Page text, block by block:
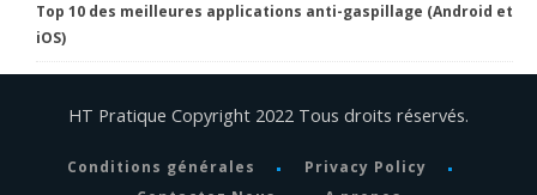
Top 10 des meilleures applications anti-gaspillage (Android et
iOS)
HT Pratique Copyright 2022 Tous droits réservés.
Conditions générales
Privacy Policy